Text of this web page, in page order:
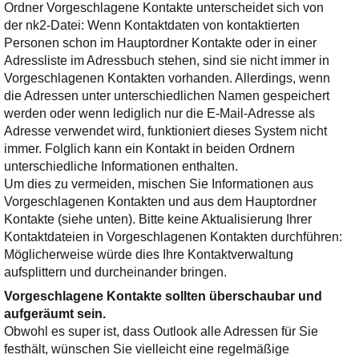
Ordner Vorgeschlagene Kontakte unterscheidet sich von
der nk2-Datei: Wenn Kontaktdaten von kontaktierten
Personen schon im Hauptordner Kontakte oder in einer
Adressliste im Adressbuch stehen, sind sie nicht immer in
Vorgeschlagenen Kontakten vorhanden. Allerdings, wenn
die Adressen unter unterschiedlichen Namen gespeichert
werden oder wenn lediglich nur die E-Mail-Adresse als
Adresse verwendet wird, funktioniert dieses System nicht
immer. Folglich kann ein Kontakt in beiden Ordnern
unterschiedliche Informationen enthalten.
Um dies zu vermeiden, mischen Sie Informationen aus
Vorgeschlagenen Kontakten und aus dem Hauptordner
Kontakte (siehe unten). Bitte keine Aktualisierung Ihrer
Kontaktdateien in Vorgeschlagenen Kontakten durchführen:
Möglicherweise würde dies Ihre Kontaktverwaltung
aufsplittern und durcheinander bringen.
Vorgeschlagene Kontakte sollten überschaubar und
aufgeräumt sein.
Obwohl es super ist, dass Outlook alle Adressen für Sie
festhält, wünschen Sie vielleicht eine regelmäßige